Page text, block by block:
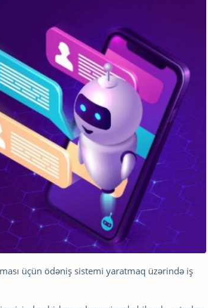
üçün ödəniş sistemi yaratmaq üzərində iş